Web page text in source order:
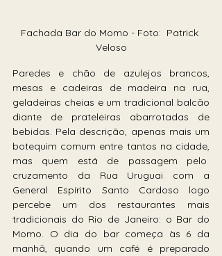
Fachada Bar do Momo - Foto:  Patrick
Veloso
Paredes e chão de azulejos brancos,
mesas e cadeiras de madeira na rua,
geladeiras cheias e um tradicional balcão
diante de prateleiras abarrotadas de
bebidas. Pela descrição, apenas mais um
botequim comum entre tantos na cidade,
mas quem está de passagem pelo
cruzamento da Rua Uruguai com a
General Espírito Santo Cardoso logo
percebe um dos restaurantes mais
tradicionais do Rio de Janeiro: o Bar do
Momo. O dia do bar começa às 6 da
manhã, quando um café é preparado